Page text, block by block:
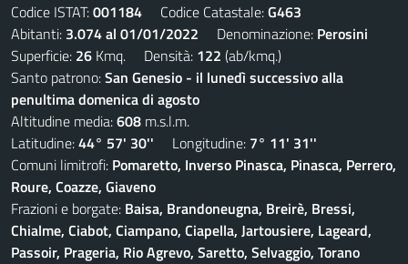
Codice ISTAT:001184 Codice Catastale:G463
Abitanti: 3.074 al 01/01/2022 Denominazione: Perosini
Superficie: 26 Kmq. Densità: 122 (ab/kmq.)
Santo patrono:San Genesio - il lunedì successivo alla
penultima domenica di agosto
Altitudine media:608 m.s.l.m.
Latitudine:44° 57' 30'' Longitudine: 7° 11' 31''
Comuni limitrofi: Pomaretto, Inverso Pinasca, Pinasca, Perrero,
Roure, Coazze, Giaveno
Frazioni e borgate: Baisa, Brandoneugna, Breirè, Bressi,
Chialme, Ciabot, Ciampano, Ciapella, Jartousiere, Lageard,
Passoir, Prageria, Rio Agrevo, Saretto, Selvaggio, Torano